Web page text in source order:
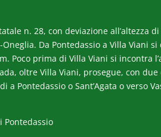
n. 28, con deviazione all’altezza
Da Pontedassio a Villa Viani si
Poco prima di Villa Viani si incontra
oltre Villa Viani, prosegue, con
a Pontedassio o Sant’Agata o verso
Pontedassio